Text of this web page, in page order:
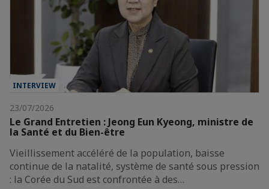
INTERVIEW
23/07/2026
Le Grand Entretien : Jeong Eun Kyeong, ministre de
la Santé et du Bien-être
Vieillissement accéléré de la population, baisse
continue de la natalité, système de santé sous pression
: la Corée du Sud est confrontée à des…